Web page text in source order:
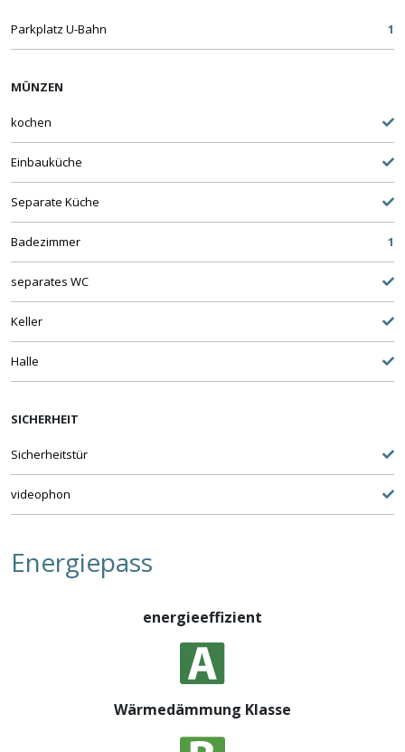
Parkplatz U-Bahn 1
MÜNZEN
kochen
Einbauküche
Separate Küche
Badezimmer 1
separates WC
Keller
Halle
SICHERHEIT
Sicherheitstür
videophon
Energiepass
energieeffizient
Wärmedämmung Klasse